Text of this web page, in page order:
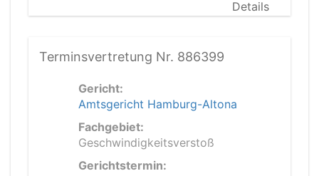
Details
Terminsvertretung Nr. 886399
Gericht:
Amtsgericht Hamburg-Altona
Fachgebiet:
Geschwindigkeitsverstoß
Gerichtstermin: